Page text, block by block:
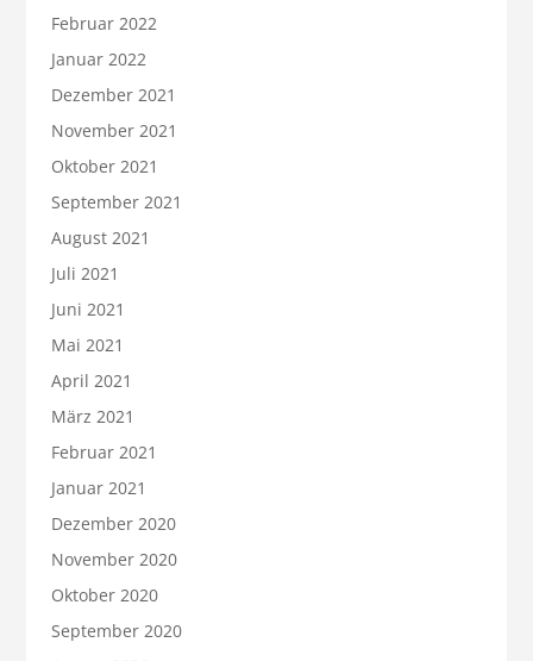
Februar 2022
Januar 2022
Dezember 2021
November 2021
Oktober 2021
September 2021
August 2021
Juli 2021
Juni 2021
Mai 2021
April 2021
März 2021
Februar 2021
Januar 2021
Dezember 2020
November 2020
Oktober 2020
September 2020